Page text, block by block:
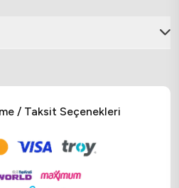
/ Taksit Seçenekleri